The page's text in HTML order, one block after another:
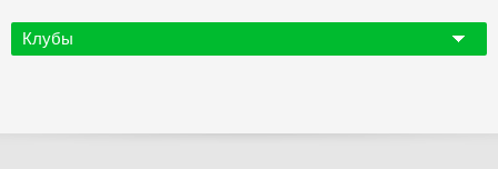
Клубы